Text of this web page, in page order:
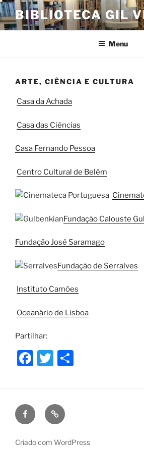
Saltar
para
o
BIBLIOTECA GIL
Menu
ARTE, CIÊNCIA E CULTURA
Casa da Achada
Casa das Ciências
Casa Fernando Pessoa
Centro Cultural de Belém
Fundação Calouste
Fundação José Saramago
Fundação de Serralves
Instituto Camões
Oceanário de Lisboa
Partilhar:
F
e
b
o
T
er
FacebookPuzzle
de
Criado com WordPress